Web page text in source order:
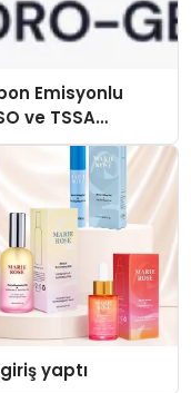
Emisyonlu
ve TSSA
yaptı